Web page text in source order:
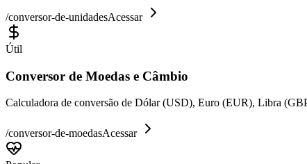
/conversor-de-unidadesAcessar
Útil
Conversor de Moedas e Câmbio
Calculadora de conversão de Dólar (USD), Euro (EUR), Libra
/conversor-de-moedasAcessar